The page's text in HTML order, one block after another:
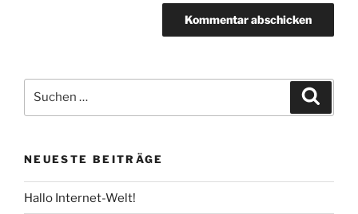
nach:
NEUESTE BEITRÄGE
Hallo Internet-Welt!